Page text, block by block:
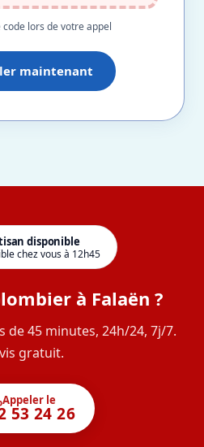
lors de votre appel
maintenant
disponible
chez vous à 12h45
à Falaën ?
45 minutes, 24h/24, 7j/7.
gratuit.
Appeler le
53 24 26